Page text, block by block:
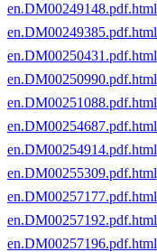
en.DM00249148.pdf.html
en.DM00249385.pdf.html
en.DM00250431.pdf.html
en.DM00250990.pdf.html
en.DM00251088.pdf.html
en.DM00254687.pdf.html
en.DM00254914.pdf.html
en.DM00255309.pdf.html
en.DM00257177.pdf.html
en.DM00257192.pdf.html
en.DM00257196.pdf.html